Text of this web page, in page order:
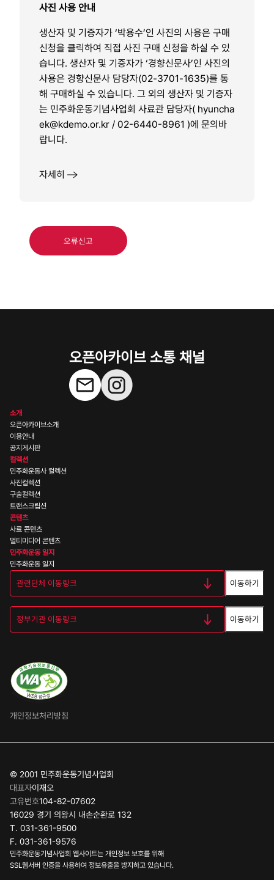
사진 사용 안내
생산자 및 기증자가 ‘박용수’인 사진의 사용은 구매
신청을 클릭하여 직접 사진 구매 신청을 하실 수 있
습니다. 생산자 및 기증자가 ‘경향신문사’인 사진의
사용은 경향신문사 담당자(02-3701-1635)를 통
해 구매하실 수 있습니다. 그 외의 생산자 및 기증자
는 민주화운동기념사업회 사료관 담당자( hyuncha
ek@kdemo.or.kr / 02-6440-8961 )에 문의바
랍니다.
자세히
오류신고
오픈아카이브 소통 채널
소개
오픈아카이브소개
이용안내
공지게시판
컬렉션
민주화운동사 컬렉션
사진컬렉션
구술컬렉션
트랜스크립션
콘텐츠
사료 콘텐츠
멀티미디어 콘텐츠
민주화운동 일지
민주화운동 일지
이동하기
이동하기
개인정보처리방침
© 2001 민주화운동기념사업회
대표자이재오
고유번호104-82-07602
16029 경기 의왕시 내손순환로 132
T. 031-361-9500
F. 031-361-9576
민주화운동기념사업회 웹사이트는 개인정보 보호를 위해
SSL웹서버 인증을 사용하여 정보유출을 방지하고 있습니다.